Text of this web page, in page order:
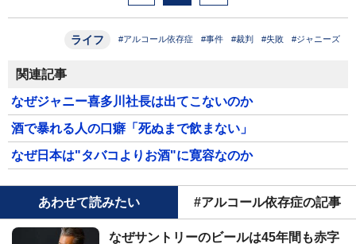
ライフ #アルコール依存症 #事件 #裁判 #失敗 #ジャニーズ
関連記事
なぜジャニー喜多川社長は出てこないのか
酒で暴れる人の口癖「死ぬまで飲まない」
なぜ日本は"タバコよりお酒"に寛容なのか
あわせて読みたい #アルコール依存症の記事
なぜサントリーのビールは45年間も赤字